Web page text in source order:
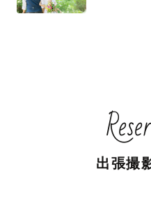
出張撮